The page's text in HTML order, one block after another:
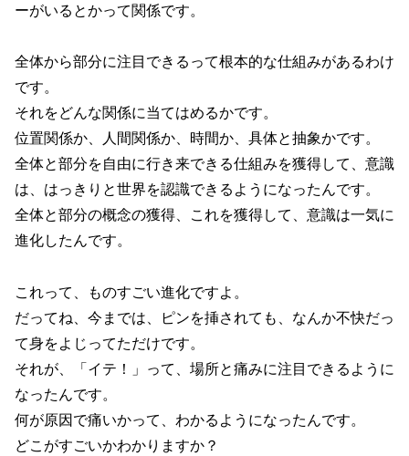
ーがいるとかって関係です。
全体から部分に注目できるって根本的な仕組みがあるわけ
です。
それをどんな関係に当てはめるかです。
位置関係か、人間関係か、時間か、具体と抽象かです。
全体と部分を自由に行き来できる仕組みを獲得して、意識
は、はっきりと世界を認識できるようになったんです。
全体と部分の概念の獲得、これを獲得して、意識は一気に
進化したんです。
これって、ものすごい進化ですよ。
だってね、今までは、ピンを挿されても、なんか不快だっ
て身をよじってただけです。
それが、「イテ！」って、場所と痛みに注目できるように
なったんです。
何が原因で痛いかって、わかるようになったんです。
どこがすごいかわかりますか？